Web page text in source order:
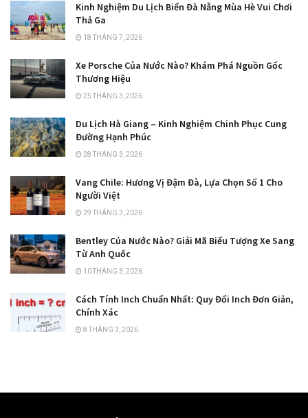
Kinh Nghiệm Du Lịch Biển Đà Nẵng Mùa Hè Vui Chơi
Thả Ga
18 THÁNG 7, 2026
Xe Porsche Của Nước Nào? Khám Phá Nguồn Gốc
Thương Hiệu
25 THÁNG 3, 2026
Du Lịch Hà Giang – Kinh Nghiệm Chinh Phục Cung
Đường Hạnh Phúc
28 THÁNG 3, 2026
Vang Chile: Hương Vị Đậm Đà, Lựa Chọn Số 1 Cho
Người Việt
29 THÁNG 3, 2026
Bentley Của Nước Nào? Giải Mã Biểu Tượng Xe Sang
Từ Anh Quốc
10 THÁNG 3, 2026
Cách Tính Inch Chuẩn Nhất: Quy Đổi Inch Đơn Giản,
Chính Xác
8 THÁNG 3, 2026